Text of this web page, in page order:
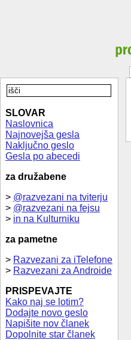
SLOVAR
Naslovnica
Najnovejša gesla
Naključno geslo
Gesla po abecedi
za družabene
> @razvezani na tviterju
> @razvezani na fejsu
> in na Kulturniku
za pametne
> Razvezani za iTelefone
> Razvezani za Androide
PRISPEVAJTE
Kako naj se lotim?
Dodajte novo geslo
Napišite nov članek
Dopolnite star članek